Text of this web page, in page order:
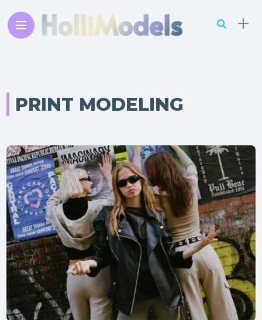
PRINT MODELING